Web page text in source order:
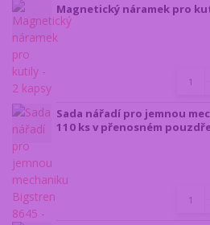
Magnetický náramek pro
Sada nářadí pro jemnou
110 ks v přenosném